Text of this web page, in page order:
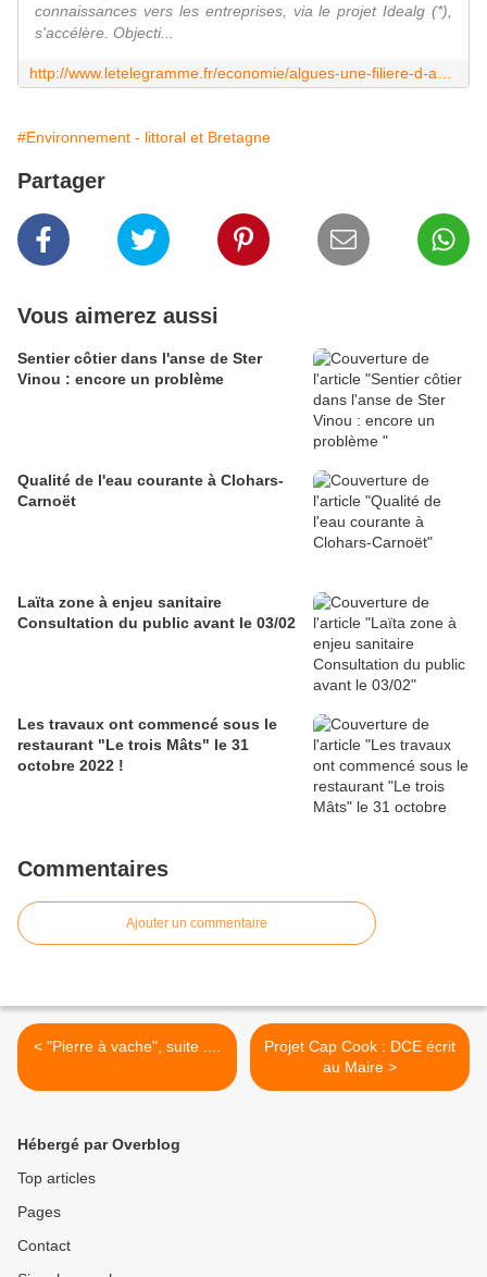
connaissances vers les entreprises, via le projet Idealg (*),
s'accélère. Objecti...
#Environnement - littoral et Bretagne
Partager
Vous aimerez aussi
Sentier côtier dans l'anse de Ster
Vinou : encore un problème
Qualité de l'eau courante à Clohars-
Carnoët
Laïta zone à enjeu sanitaire
Consultation du public avant le 03/02
Les travaux ont commencé sous le
restaurant "Le trois Mâts" le 31
octobre 2022 !
Commentaires
Ajouter un commentaire
< "Pierre à vache", suite ....
Projet Cap Cook : DCE écrit
au Maire >
Hébergé par Overblog
Top articles
Pages
Contact